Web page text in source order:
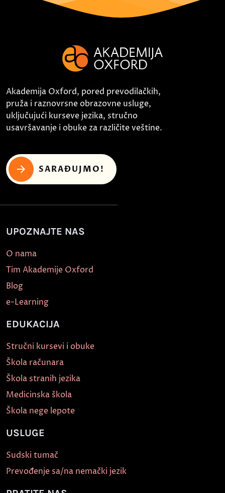
Akademija Oxford, pored prevodilačkih,
pruža i raznovrsne obrazovne usluge,
uključujući kurseve jezika, stručno
usavršavanje i obuke za različite veštine.
SARAĐUJMO!
UPOZNAJTE NAS
O nama
Tim Akademije Oxford
Blog
e-Learning
EDUKACIJA
Stručni kursevi i obuke
Škola računara
Škola stranih jezika
Medicinska škola
Škola nege lepote
USLUGE
Sudski tumač
Prevođenje sa/na nemački jezik